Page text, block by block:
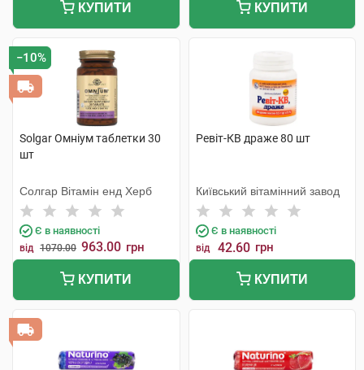
КУПИТИ КУПИТИ
−10%
Solgar Омніум таблетки 30
шт
Солгар Вітамін енд Херб
Є в наявності
від 1070.00 963.00 грн
КУПИТИ
Ревіт-КВ драже 80 шт
Київський вітамінний завод
Є в наявності
від 42.60 грн
КУПИТИ